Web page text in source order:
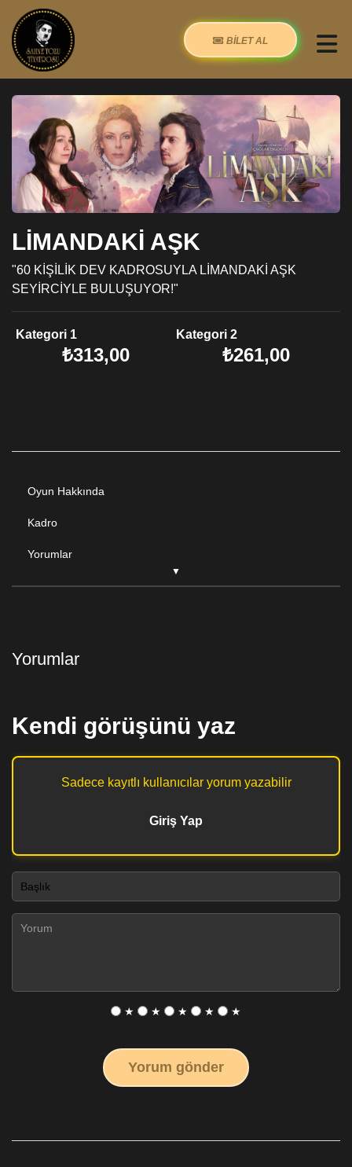
BİLET AL
LİMANDAKİ AŞK
"60 KİŞİLİK DEV KADROSUYLA LİMANDAKİ AŞK
SEYİRCİYLE BULUŞUYOR!"
Kategori 1
₺313,00
Kategori 2
₺261,00
Oyun Hakkında
Kadro
Yorumlar
Yorumlar
Kendi görüşünü yaz
Sadece kayıtlı kullanıcılar yorum yazabilir
Giriş Yap
★ ★ ★ ★ ★
Yorum gönder